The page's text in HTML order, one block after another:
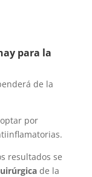
para la
de la
por
resultados se
de la